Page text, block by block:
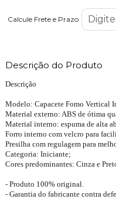
Calcule Frete e Prazo
Descrição do Produto
Descrição
Modelo: Capacete Fomo Vertical
Material externo: ABS de ótima
Material interno: espuma de alta
Forro interno com velcro para
Presilha com regulagem para
Categoria: Iniciante;
Cores predominantes: Cinza e
- Produto 100% original.
- Garantia do fabricante contra